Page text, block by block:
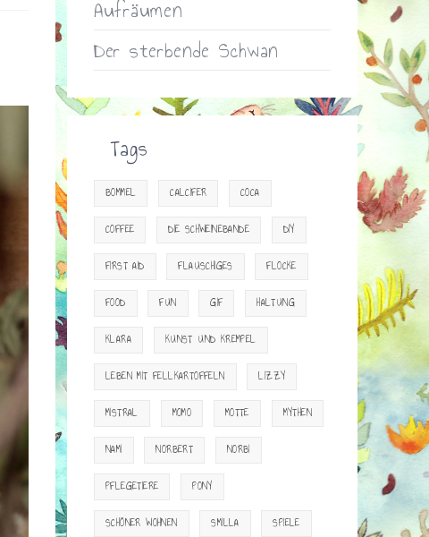
Aufräumen
Der sterbende Schwan
Tags
BOMMEL CALCIFER COCA
COFFEE DIE SCHWEINEBANDE DIY
FIRST AID FLAUSCHIGES FLOCKE
FOOD FUN GIF HALTUNG
KLARA KUNST UND KREMPEL
LEBEN MIT FELLKARTOFFELN LIZZY
MISTRAL MOMO MOTTE MYTHEN
NAMI NORBERT NORBI
PFLEGETIERE PONY
SCHÖNER WOHNEN SMILLA SPIELE